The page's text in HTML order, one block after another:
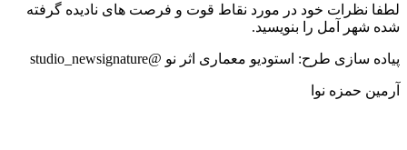
لطفا نظرات خود در مورد نقاط قوت و فرصت های نادیده گرفته
شده شهر آمل را بنویسید.
پیاده سازی طرح: استودیو معماری اثر نو @studio_newsignature
آرمین حمزه نوا